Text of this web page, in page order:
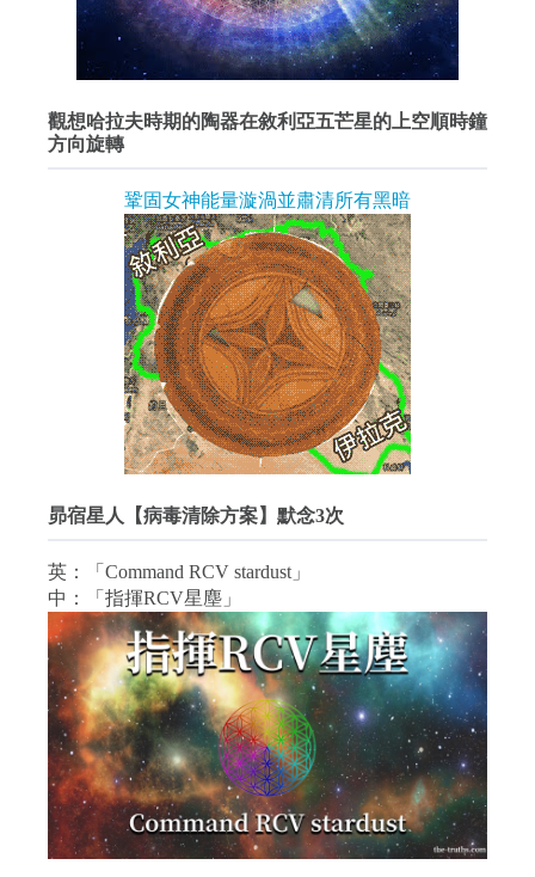
觀想哈拉夫時期的陶器在敘利亞五芒星的上空順時鐘
方向旋轉
鞏固女神能量漩渦並肅清所有黑暗
昴宿星人【病毒清除方案】默念3次
英：「Command RCV stardust」
中：「指揮RCV星塵」